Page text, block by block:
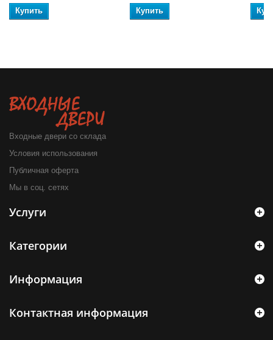
Купить
Купить
Входные двери со склада
Условия использования
Публичная оферта
Мы в соц. сетях
Услуги
Категории
Информация
Контактная информация